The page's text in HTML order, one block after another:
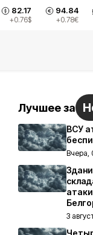
82.17
+0.76$
94.84
+0.78€
Лучшее за
ВСУ
Вчера,
3